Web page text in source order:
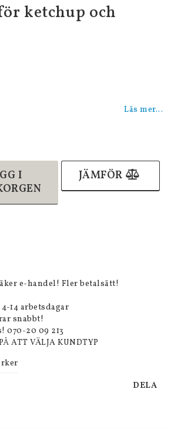
ketchup och
Läs mer...
I
JÄMFÖR
e-handel! Fler betalsätt!
14 arbetsdagar
snabbt!
070-20 09 213
ATT VÄLJA KUNDTYP
DELA